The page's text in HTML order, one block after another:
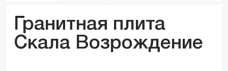
Гранитная плита
Скала Возрождение